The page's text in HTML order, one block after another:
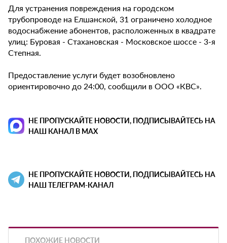
Для устранения повреждения на городском
трубопроводе на Елшанской, 31 ограничено холодное
водоснабжение абонентов, расположенных в квадрате
улиц: Буровая - Стахановская - Московское шоссе - 3-я
Степная.
Предоставление услуги будет возобновлено
ориентировочно до 24:00, сообщили в ООО «КВС».
НЕ ПРОПУСКАЙТЕ НОВОСТИ, ПОДПИСЫВАЙТЕСЬ НА
НАШ КАНАЛ В MAX
НЕ ПРОПУСКАЙТЕ НОВОСТИ, ПОДПИСЫВАЙТЕСЬ НА
НАШ ТЕЛЕГРАМ-КАНАЛ
ПОХОЖИЕ НОВОСТИ